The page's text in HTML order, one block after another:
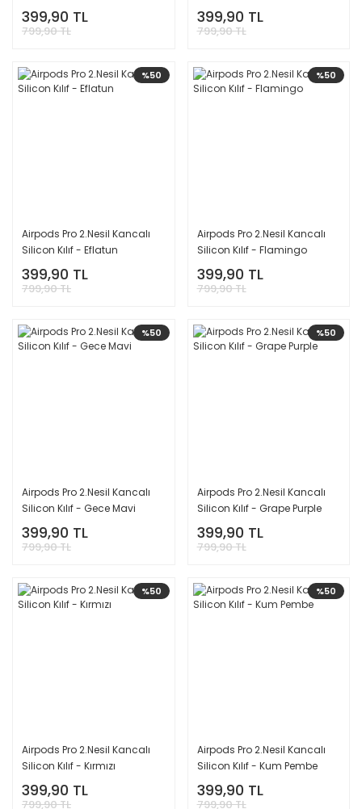
399,90 TL
799,90 TL
399,90 TL
799,90 TL
%50
Airpods Pro 2.Nesil Kancalı
Silicon Kılıf - Eflatun
399,90 TL
799,90 TL
%50
Airpods Pro 2.Nesil Kancalı
Silicon Kılıf - Flamingo
399,90 TL
799,90 TL
%50
Airpods Pro 2.Nesil Kancalı
Silicon Kılıf - Gece Mavi
399,90 TL
799,90 TL
%50
Airpods Pro 2.Nesil Kancalı
Silicon Kılıf - Grape Purple
399,90 TL
799,90 TL
%50
Airpods Pro 2.Nesil Kancalı
Silicon Kılıf - Kırmızı
399,90 TL
799,90 TL
%50
Airpods Pro 2.Nesil Kancalı
Silicon Kılıf - Kum Pembe
399,90 TL
799,90 TL